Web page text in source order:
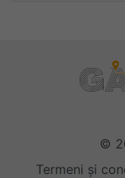
©
Termeni și